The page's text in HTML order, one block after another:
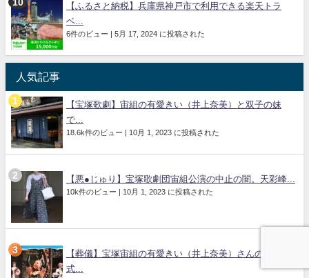
【ふるさと納税】兵庫県神戸市で利用できる楽天トラ
ベ...
6件のビュー | 5月 17, 2024 に投稿された
人気記事
【宝塚歌劇】宙組の有愛きい（井上奈美）と双子の妹
で...
18.6k件のビュー | 10月 1, 2023 に投稿された
【悪●じゅり】宝塚歌劇団宙組公演の中止の闇。天彩峰...
10k件のビュー | 10月 1, 2023 に投稿された
【葬儀】宝塚宙組の有愛きい（井上奈美）さんの告別
式...